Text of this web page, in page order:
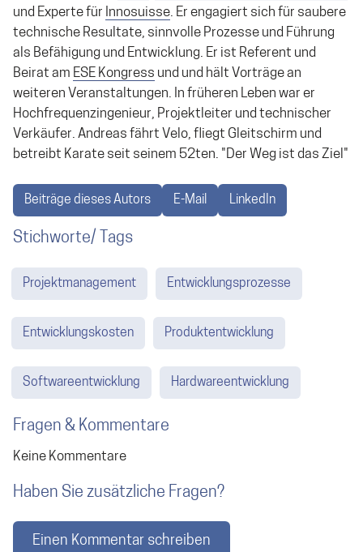
und Experte für Innosuisse. Er engagiert sich für saubere
technische Resultate, sinnvolle Prozesse und Führung
als Befähigung und Entwicklung. Er ist Referent und
Beirat am ESE Kongress und und hält Vorträge an
weiteren Veranstaltungen. In früheren Leben war er
Hochfrequenzingenieur, Projektleiter und technischer
Verkäufer. Andreas fährt Velo, fliegt Gleitschirm und
betreibt Karate seit seinem 52ten. "Der Weg ist das Ziel"
Beiträge dieses Autors E-Mail LinkedIn
Stichworte/ Tags
Projektmanagement Entwicklungsprozesse
Entwicklungskosten Produktentwicklung
Softwareentwicklung Hardwareentwicklung
Fragen & Kommentare
Keine Kommentare
Haben Sie zusätzliche Fragen?
Einen Kommentar schreiben